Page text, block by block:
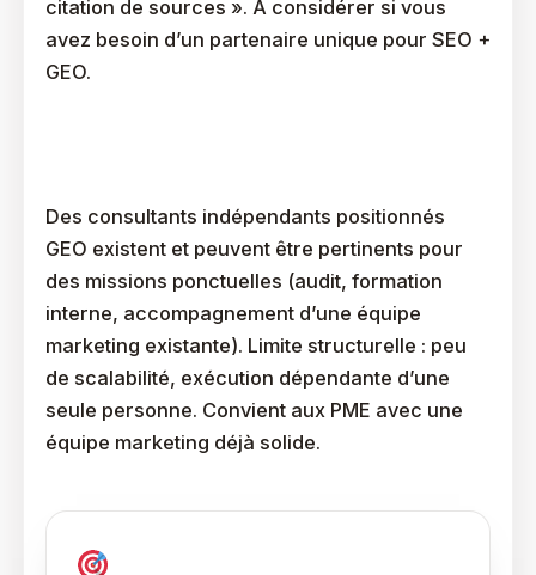
citation de sources ». À considérer si vous
avez besoin d’un partenaire unique pour SEO +
GEO.
Des consultants indépendants positionnés
GEO existent et peuvent être pertinents pour
des missions ponctuelles (audit, formation
interne, accompagnement d’une équipe
marketing existante). Limite structurelle : peu
de scalabilité, exécution dépendante d’une
seule personne. Convient aux PME avec une
équipe marketing déjà solide.